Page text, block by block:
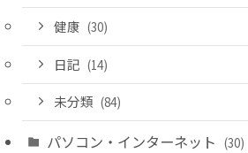
健康 (30)
日記 (14)
未分類 (84)
パソコン・インターネット (30)